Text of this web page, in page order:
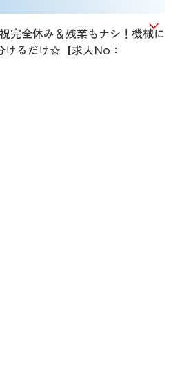
完全休み＆残業もナシ！機械に
けるだけ☆【求人No：